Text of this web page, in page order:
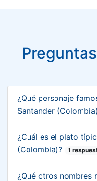
¿Qué personaje
Santander
¿Cuál es el plato
(Colombia)?
1
¿Qué otros nombres